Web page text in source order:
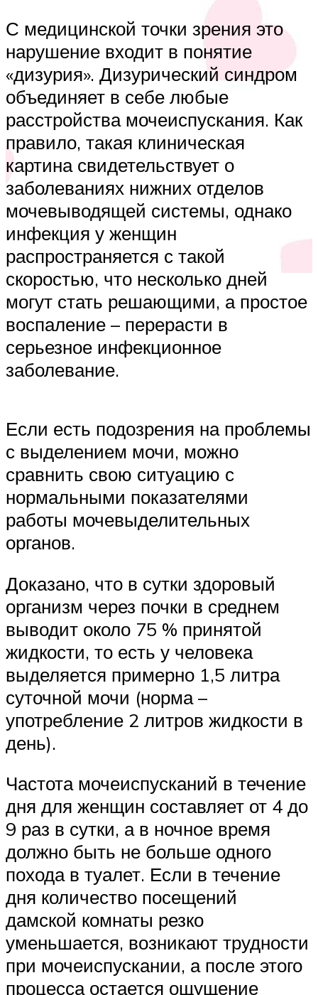
С медицинской точки зрения это
нарушение входит в понятие
«дизурия». Дизурический синдром
объединяет в себе любые
расстройства мочеиспускания. Как
правило, такая клиническая
картина свидетельствует о
заболеваниях нижних отделов
мочевыводящей системы, однако
инфекция у женщин
распространяется с такой
скоростью, что несколько дней
могут стать решающими, а простое
воспаление – перерасти в
серьезное инфекционное
заболевание.
Если есть подозрения на проблемы
с выделением мочи, можно
сравнить свою ситуацию с
нормальными показателями
работы мочевыделительных
органов.
Доказано, что в сутки здоровый
организм через почки в среднем
выводит около 75 % принятой
жидкости, то есть у человека
выделяется примерно 1,5 литра
суточной мочи (норма –
употребление 2 литров жидкости в
день).
Частота мочеиспусканий в течение
дня для женщин составляет от 4 до
9 раз в сутки, а в ночное время
должно быть не больше одного
похода в туалет. Если в течение
дня количество посещений
дамской комнаты резко
уменьшается, возникают трудности
при мочеиспускании, а после этого
процесса остается ощущение